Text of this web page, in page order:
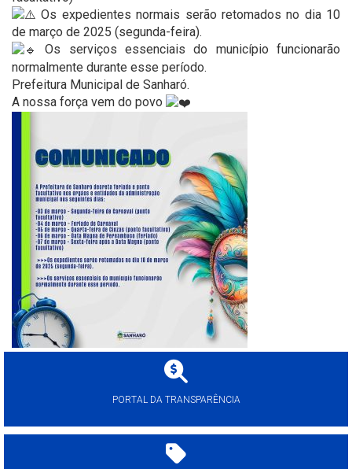
Os expedientes normais serão retomados no dia 10
de março de 2025 (segunda-feira).
Os serviços essenciais do município funcionarão
normalmente durante esse período.
Prefeitura Municipal de Sanharó.
A nossa força vem do povo
PORTAL DA TRANSPARÊNCIA